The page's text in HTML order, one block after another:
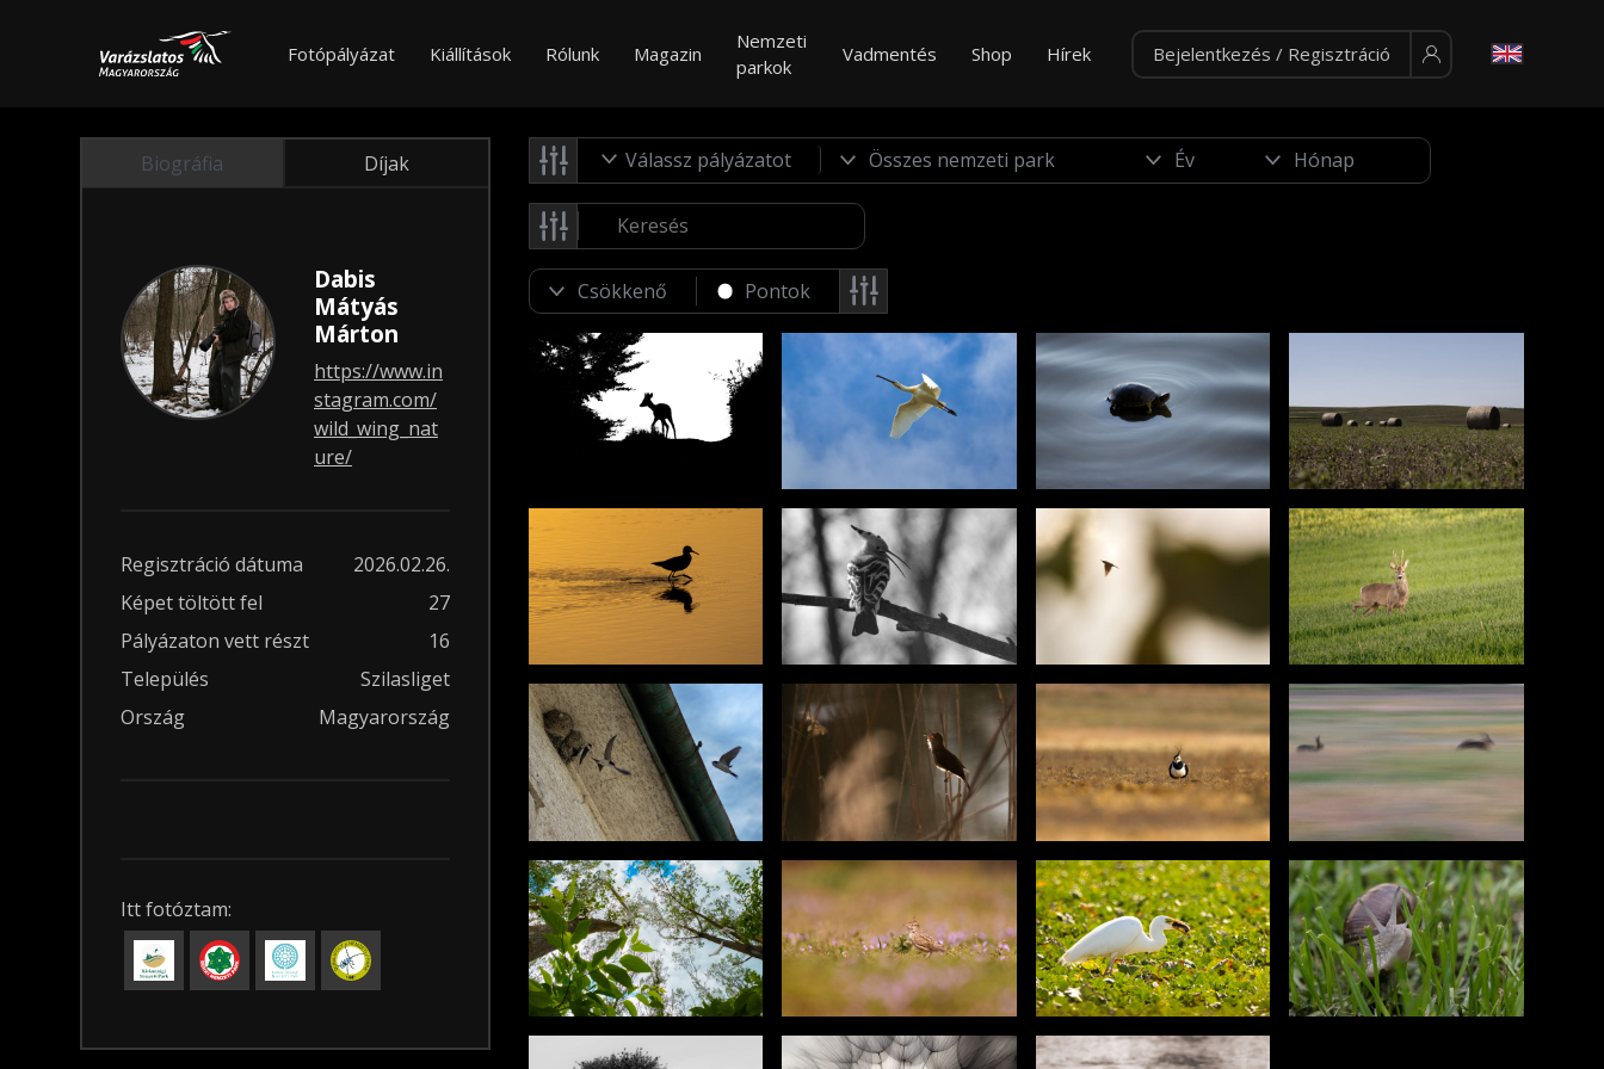
Fotópályázat Kiállítások Rólunk Magazin
Nemzeti
parkok
Vadmentés Shop Hírek Bejelentkezés / Regisztráció
Biográfia Díjak
Dabis
Mátyás
Márton
https://www.in
stagram.com/
wild_wing_nat
ure/
Regisztráció dátuma
2026.02.26.
Képet töltött fel
27
Pályázaton vett részt
16
Település
Szilasliget
Ország
Magyarország
Itt fotóztam:
Válassz pályázatot
Pontok